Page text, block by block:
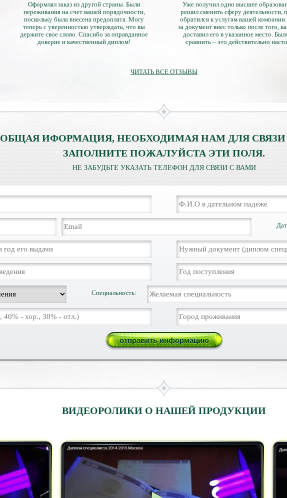
Оформлял заказ из другой страны. Были
переживания на счет вашей порядочности,
поскольку была внесена предоплата. Могу
теперь с уверенностью утверждать, что вы
держите свое слово. Спасибо за оправданное
доверие и качественный диплом!
Уже получил одно высшее
решил сменить сферу деятельности,
обратился к услугам вашей
за документ внес только после того,
доставил его в указанное место.
сравнить – это действительно
ЧИТАТЬ ВСЕ ОТЗЫВЫ
ОБЩАЯ ИФОРМАЦИЯ, НЕОБХОДИМАЯ НАМ ДЛЯ
ЗАПОЛНИТЕ ПОЖАЛУЙСТА ЭТИ ПОЛЯ.
НЕ ЗАБУДЬТЕ УКАЗАТЬ ТЕЛЕФОН ДЛЯ СВЯЗИ С ВАМИ
Специальность:
ВИДЕОРОЛИКИ О НАШЕЙ ПРОДУКЦИИ